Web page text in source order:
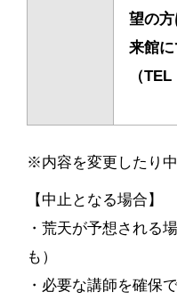
望の
来館に
（
※内容を変更したり
【中止となる場合】
・荒天が予想される
も）
・必要な講師を確保